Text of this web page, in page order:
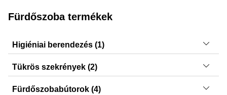
Fürdőszoba termékek
Higiéniai berendezés (1)
AquaClean Alba
Tükrös szekrények (2)
Xeno², Option
Fürdőszobabútorok (4)